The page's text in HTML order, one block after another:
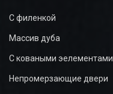
С филенкой
Массив дуба
С коваными эелементами
Непромерзающие двери